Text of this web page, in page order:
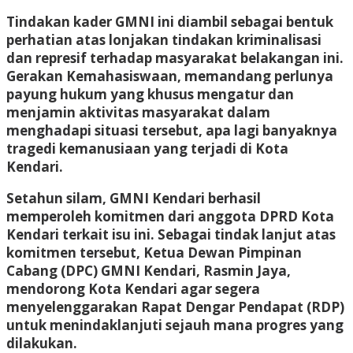
Tindakan kader GMNI ini diambil sebagai bentuk
perhatian atas lonjakan tindakan kriminalisasi
dan represif terhadap masyarakat belakangan ini.
Gerakan Kemahasiswaan, memandang perlunya
payung hukum yang khusus mengatur dan
menjamin aktivitas masyarakat dalam
menghadapi situasi tersebut, apa lagi banyaknya
tragedi kemanusiaan yang terjadi di Kota
Kendari.
Setahun silam, GMNI Kendari berhasil
memperoleh komitmen dari anggota DPRD Kota
Kendari terkait isu ini. Sebagai tindak lanjut atas
komitmen tersebut, Ketua Dewan Pimpinan
Cabang (DPC) GMNI Kendari, Rasmin Jaya,
mendorong Kota Kendari agar segera
menyelenggarakan Rapat Dengar Pendapat (RDP)
untuk menindaklanjuti sejauh mana progres yang
dilakukan.